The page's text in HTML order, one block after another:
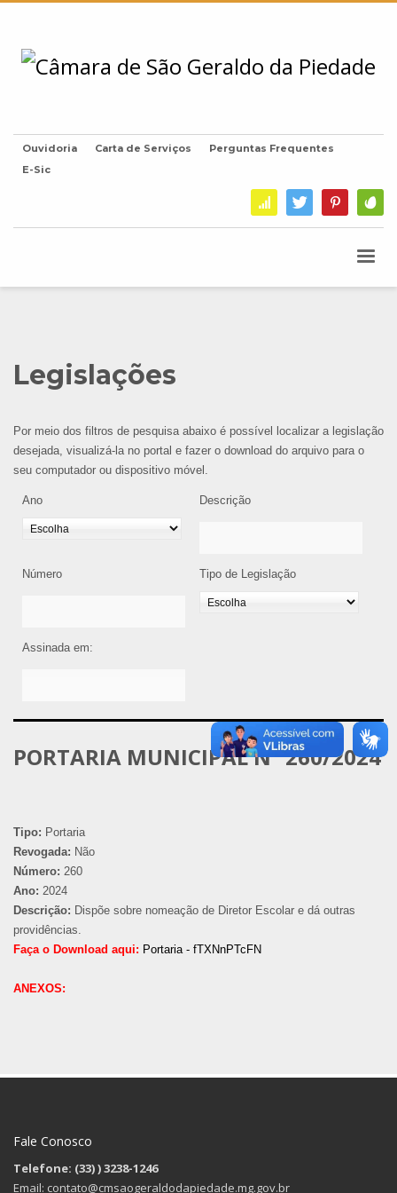
Ouvidoria Carta de Serviços
Perguntas Frequentes
E-Sic
Legislações
Por meio dos filtros de pesquisa abaixo é possível localizar a legislação
desejada, visualizá-la no portal e fazer o download do arquivo para o
seu computador ou dispositivo móvel.
Ano Descrição
Número Tipo de Legislação
Assinada em:
PORTARIA MUNICIPAL Nº 260/2024
Tipo: Portaria
Revogada: Não
Número: 260
Ano: 2024
Descrição: Dispõe sobre nomeação de Diretor Escolar e dá outras
providências.
Faça o Download aqui: Portaria - fTXNnPTcFN
ANEXOS:
Fale Conosco
Telefone: (33)) 3238-1246
Email: contato@cmsaogeraldodapiedade.mg.gov.br